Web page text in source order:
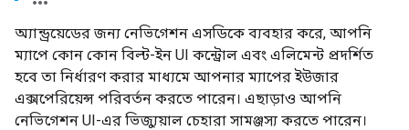
অ্যান্ড্রয়েডের জন্য নেভিগেশন এসডিকে ব্যবহার করে, আপনি
ম্যাপে কোন কোন বিল্ট-ইন UI কন্ট্রোল এবং এলিমেন্ট প্রদর্শিত
হবে তা নির্ধারণ করার মাধ্যমে আপনার ম্যাপের ইউজার
এক্সপেরিয়েন্স পরিবর্তন করতে পারেন। এছাড়াও আপনি
নেভিগেশন UI-এর ভিজ্যুয়াল চেহারা সামঞ্জস্য করতে পারেন।